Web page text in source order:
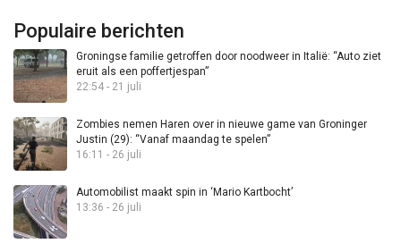
Populaire berichten
Groningse familie getroffen door noodweer in Italië: “Auto ziet
eruit als een poffertjespan”
22:54 - 21 juli
Zombies nemen Haren over in nieuwe game van Groninger
Justin (29): “Vanaf maandag te spelen”
16:11 - 26 juli
Automobilist maakt spin in ‘Mario Kartbocht’
13:36 - 26 juli